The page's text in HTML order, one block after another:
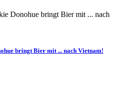
bringt Bier mit ... nach Vietnam!